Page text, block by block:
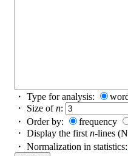
・ Type for analysis:
・ Size ofn:
・ Order by:
frequency
・ Display the first n-lines
・ Normalization in statistics: